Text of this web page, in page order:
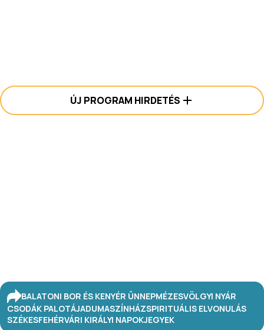
ÚJ PROGRAM HIRDETÉS
BALATONI BOR ÉS KENYÉR ÜNNEPMÉZESVÖLGYI NYÁR
CSODÁK PALOTÁJADUMASZÍNHÁZSPIRITUÁLIS ELVONULÁS
SZÉKESFEHÉRVÁRI KIRÁLYI NAPOKJEGYEK